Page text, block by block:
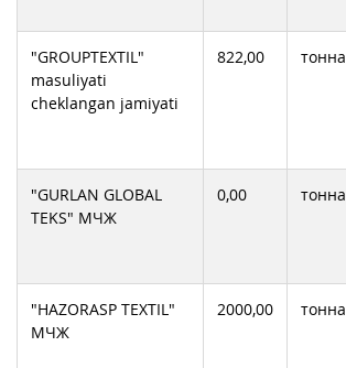
СП ООО "SKORTON TEKSTIL"
СП ООО "TEXTILE FINANCE KHOREZM"
"GROUPTEXTIL"
masuliyati
cheklangan jamiyati
822,00 тонна
"GURLAN GLOBAL
TEKS" МЧЖ
0,00 тонна
"HAZORASP TEXTIL"
МЧЖ
2000,00 тонна